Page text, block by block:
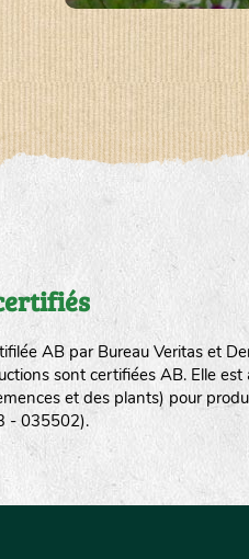
AB par Bureau Veritas et
sont certifiées AB. Elle est
et des plants) pour
- 035502).